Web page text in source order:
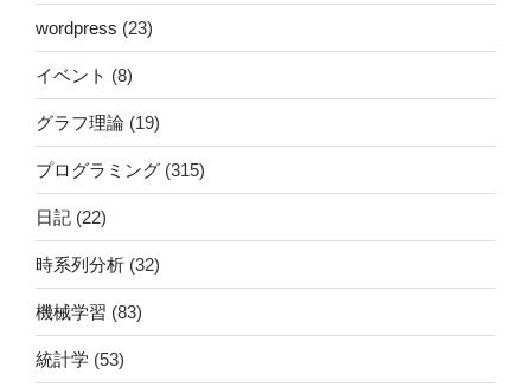
wordpress (23)
イベント (8)
グラフ理論 (19)
プログラミング (315)
日記 (22)
時系列分析 (32)
機械学習 (83)
統計学 (53)